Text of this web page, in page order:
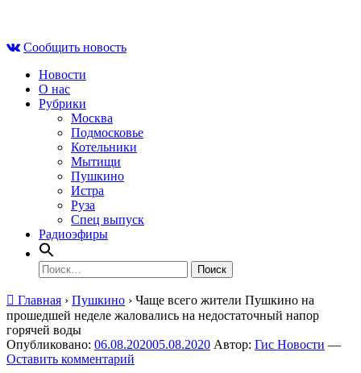
contentСообщить новость
Новости
О нас
Рубрики
Москва
Подмосковье
Котельники
Мытищи
Пушкино
Истра
Руза
Спец выпуск
Радиоэфиры
Найти:
Главная › Пушкино › Чаще всего жители Пушкино на
прошедшей неделе жаловались на недостаточный напор
горячей воды
Опубликовано: 06.08.202005.08.2020 Автор: Гис Новости —
Оставить комментарий